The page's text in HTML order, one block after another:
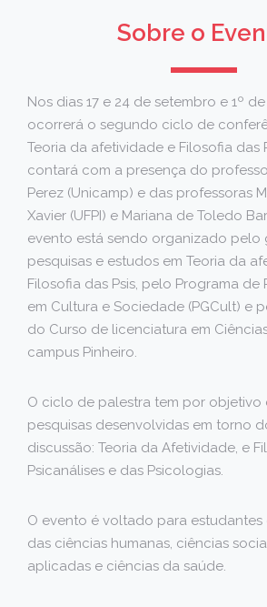
Sobre o
Nos dias 17 e 24 de setembro e 1º
ocorrerá o segundo ciclo de
Teoria da afetividade e Filosofia das
contará com a presença do
Perez (Unicamp) e das professoras
Xavier (UFPI) e Mariana de Toledo
evento está sendo organizado pelo
pesquisas e estudos em Teoria da
Filosofia das Psis, pelo Programa de
em Cultura e Sociedade (PGCult) e
do Curso de licenciatura em
campus Pinheiro.
O ciclo de palestra tem por objetivo
pesquisas desenvolvidas em torno
discussão: Teoria da Afetividade, e
Psicanálises e das Psicologias.
O evento é voltado para estudantes
das ciências humanas, ciências
aplicadas e ciências da saúde.